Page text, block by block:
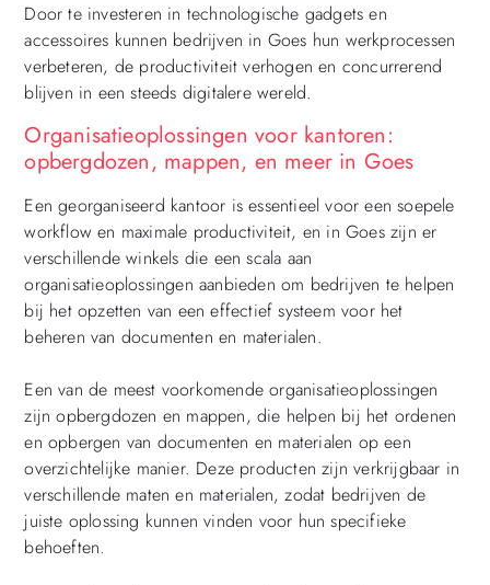
Door te investeren in technologische gadgets en
accessoires kunnen bedrijven in Goes hun werkprocessen
verbeteren, de productiviteit verhogen en concurrerend
blijven in een steeds digitalere wereld.
Organisatieoplossingen voor kantoren:
opbergdozen, mappen, en meer in Goes
Een georganiseerd kantoor is essentieel voor een soepele
workflow en maximale productiviteit, en in Goes zijn er
verschillende winkels die een scala aan
organisatieoplossingen aanbieden om bedrijven te helpen
bij het opzetten van een effectief systeem voor het
beheren van documenten en materialen.
Een van de meest voorkomende organisatieoplossingen
zijn opbergdozen en mappen, die helpen bij het ordenen
en opbergen van documenten en materialen op een
overzichtelijke manier. Deze producten zijn verkrijgbaar in
verschillende maten en materialen, zodat bedrijven de
juiste oplossing kunnen vinden voor hun specifieke
behoeften.